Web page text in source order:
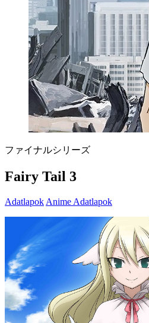
ファイナルシリーズ
Fairy Tail 3
Adatlapok Anime Adatlapok